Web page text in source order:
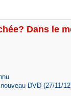
Dans le
DVD (27/11/